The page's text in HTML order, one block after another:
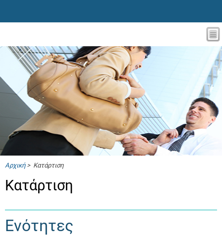
Αρχική> Κατάρτιση
Κατάρτιση
Ενότητες